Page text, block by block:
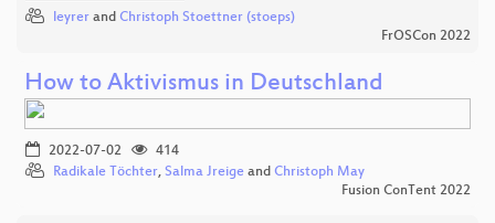
leyrer and Christoph Stoettner (stoeps)
FrOSCon 2022
How to Aktivismus in Deutschland
2022-07-02
414
Radikale Töchter, Salma Jreige and Christoph May
Fusion ConTent 2022